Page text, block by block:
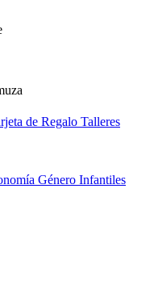
de Regalo Talleres
Género Infantiles